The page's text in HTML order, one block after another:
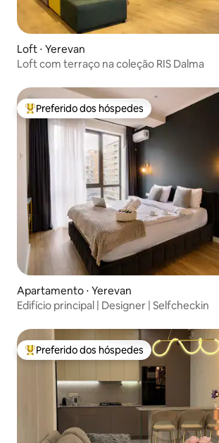
Loft ⋅ Yerevan
Loft com terraço na coleção RIS Dalma
Entre os melhores preferidos dos hóspedes
Preferido dos hóspedes
Apartamento ⋅ Yerevan
Edifício principal | Designer | Selfcheckin
Entre os melhores preferidos dos hóspedes
Preferido dos hóspedes